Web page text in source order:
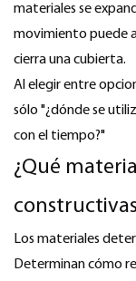
materiales se
movimiento puede
cierra una cubierta.
Al elegir entre
sólo "¿dónde se
con el tiempo?"
¿Qué
Los materiales
Determinan cómo